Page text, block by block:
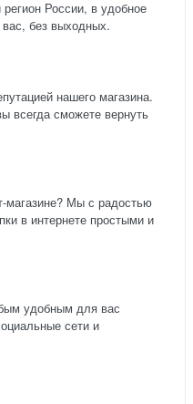
России, в удобное
без выходных.
нашего магазина.
всегда сможете вернуть
магазине? Мы с радостью
в интернете простыми и
удобным для вас
сети и